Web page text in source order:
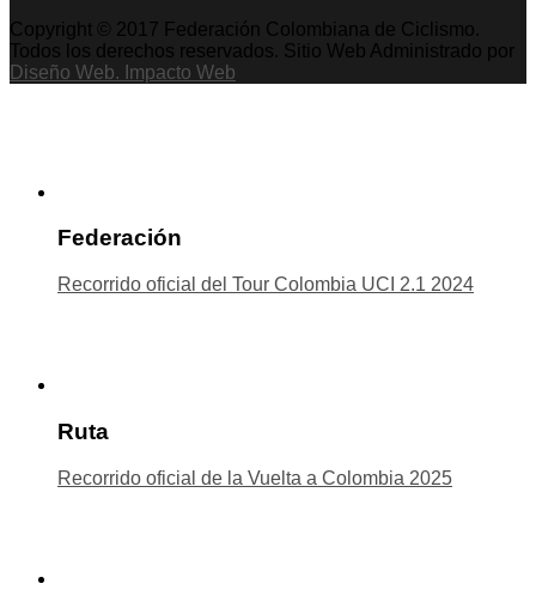
Copyright © 2017 Federación Colombiana de Ciclismo.
Todos los derechos reservados. Sitio Web Administrado por
Diseño Web. Impacto Web
Federación
Recorrido oficial del Tour Colombia UCI 2.1 2024
Ruta
Recorrido oficial de la Vuelta a Colombia 2025